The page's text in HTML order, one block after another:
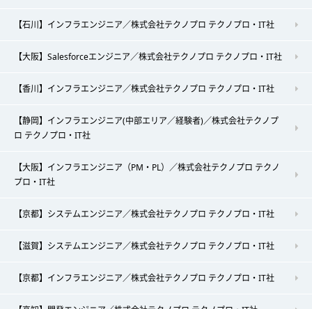
【石川】インフラエンジニア／株式会社テクノプロ テクノプロ・IT社
【大阪】Salesforceエンジニア／株式会社テクノプロ テクノプロ・IT社
【香川】インフラエンジニア／株式会社テクノプロ テクノプロ・IT社
【静岡】インフラエンジニア(中部エリア／経験者)／株式会社テクノプ
ロ テクノプロ・IT社
【大阪】インフラエンジニア（PM・PL）／株式会社テクノプロ テクノ
プロ・IT社
【京都】システムエンジニア／株式会社テクノプロ テクノプロ・IT社
【滋賀】システムエンジニア／株式会社テクノプロ テクノプロ・IT社
【京都】インフラエンジニア／株式会社テクノプロ テクノプロ・IT社